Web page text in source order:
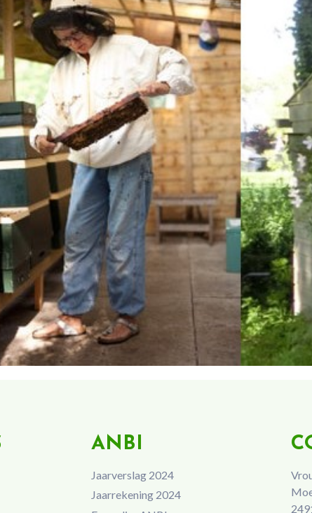
ANBI
Jaarverslag 2024
Jaarrekening 2024